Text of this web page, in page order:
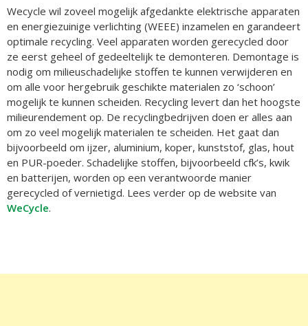
Wecycle wil zoveel mogelijk afgedankte elektrische apparaten
en energiezuinige verlichting (WEEE) inzamelen en garandeert
optimale recycling. Veel apparaten worden gerecycled door
ze eerst geheel of gedeeltelijk te demonteren. Demontage is
nodig om milieuschadelijke stoffen te kunnen verwijderen en
om alle voor hergebruik geschikte materialen zo ‘schoon’
mogelijk te kunnen scheiden. Recycling levert dan het hoogste
milieurendement op. De recyclingbedrijven doen er alles aan
om zo veel mogelijk materialen te scheiden. Het gaat dan
bijvoorbeeld om ijzer, aluminium, koper, kunststof, glas, hout
en PUR-poeder. Schadelijke stoffen, bijvoorbeeld cfk’s, kwik
en batterijen, worden op een verantwoorde manier
gerecycled of vernietigd. Lees verder op de website van
WeCycle.